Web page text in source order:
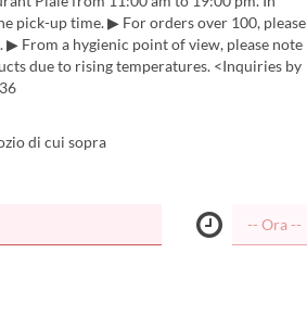
pick-up time. ▶ For orders over 100, please
▶ From a hygienic point of view, please note
due to rising temperatures. <Inquiries by
di cui sopra